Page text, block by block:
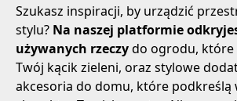
Szukasz inspiracji, by urządzić
stylu? Na naszej platformie
używanych rzeczydo ogrodu, które
Twój kącik zieleni, oraz stylowe
akcesoria do domu, które podkreślą